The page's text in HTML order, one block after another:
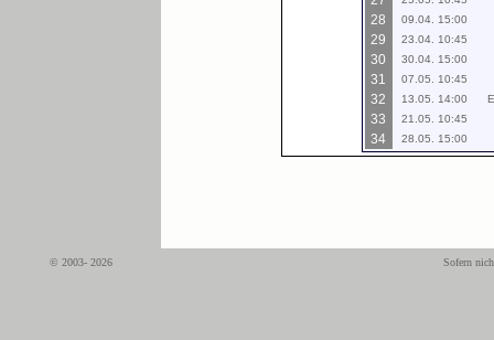
28 09.04. 15:00
29 23.04. 10:45
30 30.04. 15:00
31 07.05. 10:45
32 13.05. 14:00
33 21.05. 10:45
34 28.05. 15:00
© 2003- 2026 Sofern